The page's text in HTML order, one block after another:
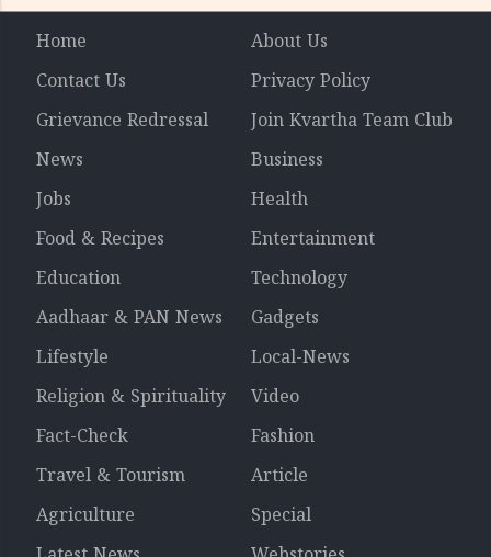
Home
About Us
Contact Us
Privacy Policy
Grievance Redressal
Join Kvartha Team Club
News
Business
Jobs
Health
Food & Recipes
Entertainment
Education
Technology
Aadhaar & PAN News
Gadgets
Lifestyle
Local-News
Religion & Spirituality
Video
Fact-Check
Fashion
Travel & Tourism
Article
Agriculture
Special